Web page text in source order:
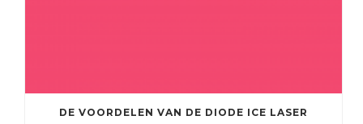
DE VOORDELEN VAN DE DIODE ICE LASER